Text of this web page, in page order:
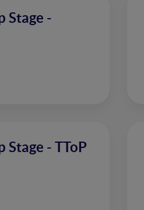
Stage -
Stage - TToP